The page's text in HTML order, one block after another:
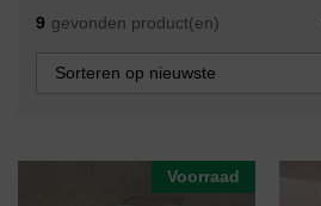
9 gevonden product(en)
Sorteren op nieuwste
Voorraad